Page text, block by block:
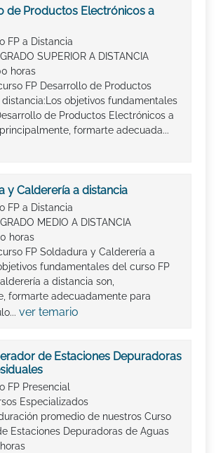
de Productos Electrónicos a
FP a Distancia
SUPERIOR A DISTANCIA
horas
FP Desarrollo de Productos
objetivos fundamentales
de Productos Electrónicos a
formarte adecuada...
y Calderería a distancia
FP a Distancia
MEDIO A DISTANCIA
horas
FP Soldadura y Calderería a
fundamentales del curso FP
a distancia son,
formarte adecuadamente para
ver temario
de Estaciones Depuradoras
FP Presencial
Especializados
promedio de nuestros Curso
Estaciones Depuradoras de Aguas